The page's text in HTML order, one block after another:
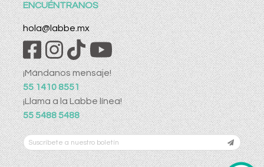
ENCUÉNTRANOS
hola@labbe.mx
¡Mándanos mensaje!
55 1410 8551
¡Llama a la Labbe línea!
55 5488 5488